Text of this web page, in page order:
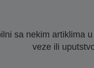
sa nekim artiklima
veze ili